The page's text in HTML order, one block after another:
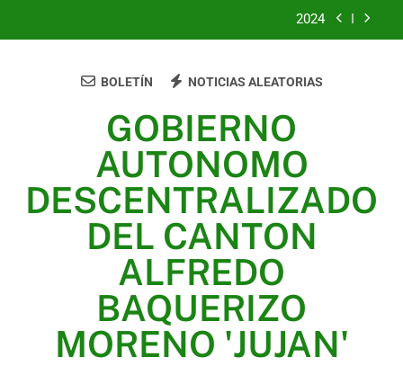
2024
JUJAN
2024
2023
UNIDOS TRABAJANDO POR NUESTRO QUERIDO
JUJAN
GOBIERNO
AUTONOMO
DESCENTRALIZADO
DEL CANTON
ALFREDO
BAQUERIZO
MORENO 'JUJAN'
BOLETÍN NOTICIAS ALEATORIAS